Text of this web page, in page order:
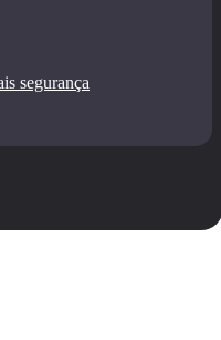
segurança